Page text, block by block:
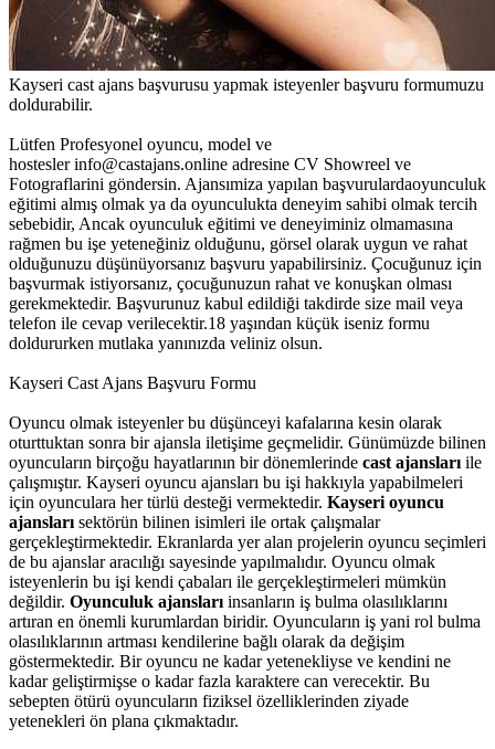
Kayseri cast ajans başvurusu yapmak isteyenler başvuru formumuzu
doldurabilir.
Lütfen Profesyonel oyuncu, model ve
hostesler info@castajans.online adresine CV Showreel ve
Fotograflarini göndersin. Ajansımiza yapılan başvurulardaoyunculuk
eğitimi almış olmak ya da oyunculukta deneyim sahibi olmak tercih
sebebidir, Ancak oyunculuk eğitimi ve deneyiminiz olmamasına
rağmen bu işe yeteneğiniz olduğunu, görsel olarak uygun ve rahat
olduğunuzu düşünüyorsanız başvuru yapabilirsiniz. Çocuğunuz için
başvurmak istiyorsanız, çocuğunuzun rahat ve konuşkan olması
gerekmektedir. Başvurunuz kabul edildiği takdirde size mail veya
telefon ile cevap verilecektir.18 yaşından küçük iseniz formu
doldururken mutlaka yanınızda veliniz olsun.
Kayseri Cast Ajans Başvuru Formu
Oyuncu olmak isteyenler bu düşünceyi kafalarına kesin olarak
oturttuktan sonra bir ajansla iletişime geçmelidir. Günümüzde bilinen
oyuncuların birçoğu hayatlarının bir dönemlerinde cast ajansları ile
çalışmıştır. Kayseri oyuncu ajansları bu işi hakkıyla yapabilmeleri
için oyunculara her türlü desteği vermektedir. Kayseri oyuncu
ajansları sektörün bilinen isimleri ile ortak çalışmalar
gerçekleştirmektedir. Ekranlarda yer alan projelerin oyuncu seçimleri
de bu ajanslar aracılığı sayesinde yapılmalıdır. Oyuncu olmak
isteyenlerin bu işi kendi çabaları ile gerçekleştirmeleri mümkün
değildir. Oyunculuk ajansları insanların iş bulma olasılıklarını
artıran en önemli kurumlardan biridir. Oyuncuların iş yani rol bulma
olasılıklarının artması kendilerine bağlı olarak da değişim
göstermektedir. Bir oyuncu ne kadar yetenekliyse ve kendini ne
kadar geliştirmişse o kadar fazla karaktere can verecektir. Bu
sebepten ötürü oyuncuların fiziksel özelliklerinden ziyade
yetenekleri ön plana çıkmaktadır.